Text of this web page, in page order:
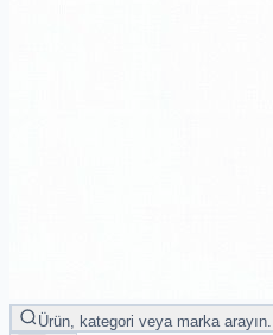
Ürün, kategori veya marka arayın...